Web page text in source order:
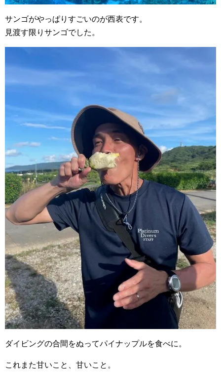
サンゴがやっぱりすごいのが西表です。
見渡す限りサンゴでした。
ダイビングの合間をぬってパイナップルを食べに。
これまた甘いこと、甘いこと。